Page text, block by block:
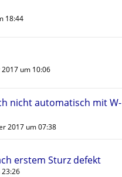
18:44
um 10:06
nicht automatisch mit W-
2017 um 07:38
erstem Sturz defekt